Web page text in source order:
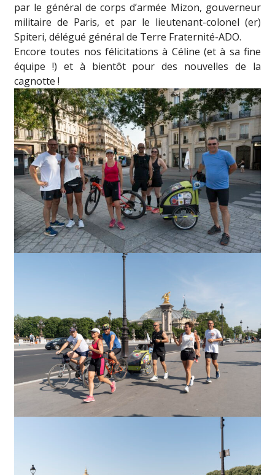
par le général de corps d’armée Mizon, gouverneur
militaire de Paris, et par le lieutenant-colonel (er)
Spiteri, délégué général de Terre Fraternité-ADO.
Encore toutes nos félicitations à Céline (et à sa fine
équipe !) et à bientôt pour des nouvelles de la
cagnotte !